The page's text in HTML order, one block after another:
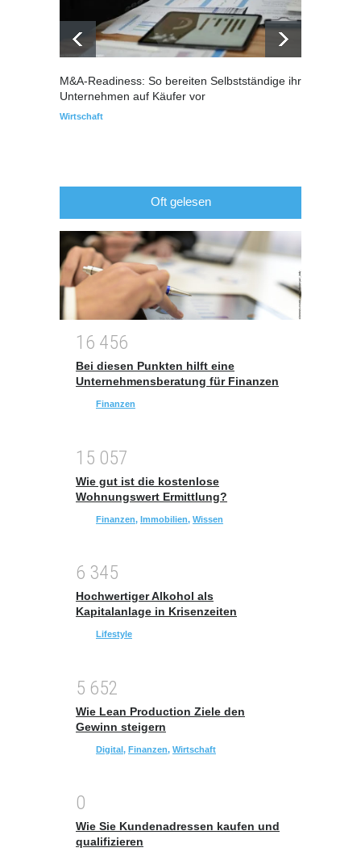
M&A-Readiness: So bereiten Selbstständige ihr
Unternehmen auf Käufer vor
Wirtschaft
Oft gelesen
1 6 456
Bei diesen Punkten hilft eine
Unternehmensberatung für Finanzen
Finanzen
1 5 057
Wie gut ist die kostenlose
Wohnungswert Ermittlung?
Finanzen, Immobilien, Wissen
6 345
Hochwertiger Alkohol als
Kapitalanlage in Krisenzeiten
Lifestyle
5 652
Wie Lean Production Ziele den
Gewinn steigern
Digital, Finanzen, Wirtschaft
0
Wie Sie Kundenadressen kaufen und
qualifizieren